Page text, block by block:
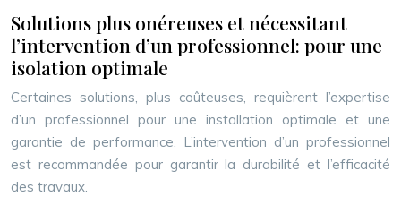
Solutions plus onéreuses et nécessitant
l’intervention d’un professionnel: pour une
isolation optimale
Certaines solutions, plus coûteuses, requièrent l’expertise
d’un professionnel pour une installation optimale et une
garantie de performance. L’intervention d’un professionnel
est recommandée pour garantir la durabilité et l’efficacité
des travaux.